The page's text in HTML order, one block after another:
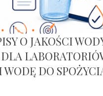
O JAKOŚCI
WODĘ DO